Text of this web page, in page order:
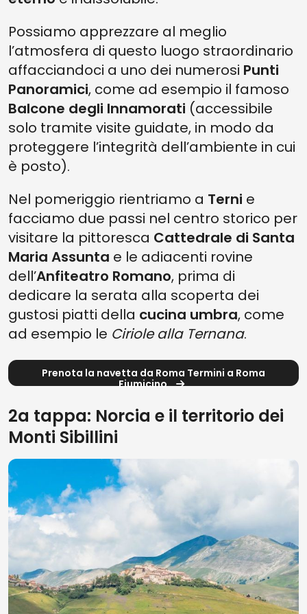
Possiamo apprezzare al meglio
l’atmosfera di questo luogo straordinario
affacciandoci a uno dei numerosi Punti
Panoramici, come ad esempio il famoso
Balcone degli Innamorati (accessibile
solo tramite visite guidate, in modo da
proteggere l’integrità dell’ambiente in cui
è posto).
Nel pomeriggio rientriamo a Terni e
facciamo due passi nel centro storico per
visitare la pittoresca Cattedrale di Santa
Maria Assunta e le adiacenti rovine
dell’Anfiteatro Romano, prima di
dedicare la serata alla scoperta dei
gustosi piatti della cucina umbra, come
ad esempio le Ciriole alla Ternana.
Prenota la navetta da Roma Termini a Roma
Fiumicino
2a tappa: Norcia e il territorio dei
Monti Sibillini